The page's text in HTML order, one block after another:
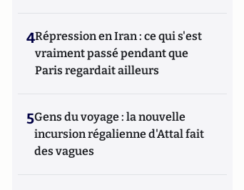
4Répression en Iran : ce qui s'est
vraiment passé pendant que
Paris regardait ailleurs
5Gens du voyage : la nouvelle
incursion régalienne d'Attal fait
des vagues